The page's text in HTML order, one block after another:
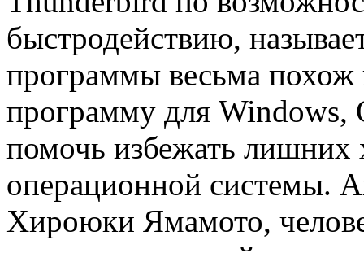
быстродействию,
программы весьма похож
программу для Windows,
помочь избежать лишних
операционной системы.
Хироюки Ямамото,